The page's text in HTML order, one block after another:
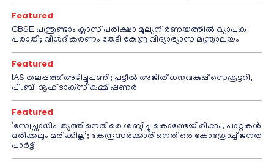
Featured
CBSE പന്ത്രണ്ടാം ക്ലാസ് പരീക്ഷാ മൂല്യനിർണയത്തിൽ വ്യാപക
പരാതി; വിശദീകരണം തേടി കേന്ദ്ര വിദ്യാഭ്യാസ മന്ത്രാലയം
Featured
IAS തലപ്പത്ത് അഴിച്ചുപണി; പട്ടീല്‍ അജിത് ധനവകുപ്പ് സെക്രട്ടറി,
പി.ബി നൂഹ് ടാക്‌സ് കമ്മീഷണര്‍
Featured
‘സ്വേച്ഛാധിപത്യത്തിനെതിരെ ശബ്ദിച്ചു കൊണ്ടേയിരിക്കും, പാറ്റകൾ
ഒരിക്കലും മരിക്കില്ല’; കേന്ദ്രസർക്കാരിനെതിരെ കോക്രോച്ച് ജനത
പാർട്ടി